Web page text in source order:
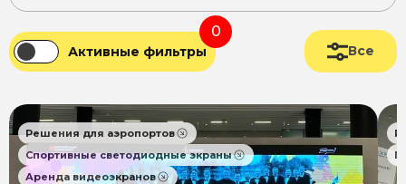
Активные фильтры
0
Все
Решения для аэропортов
Спортивные светодиодные экраны
Аренда видеоэкранов